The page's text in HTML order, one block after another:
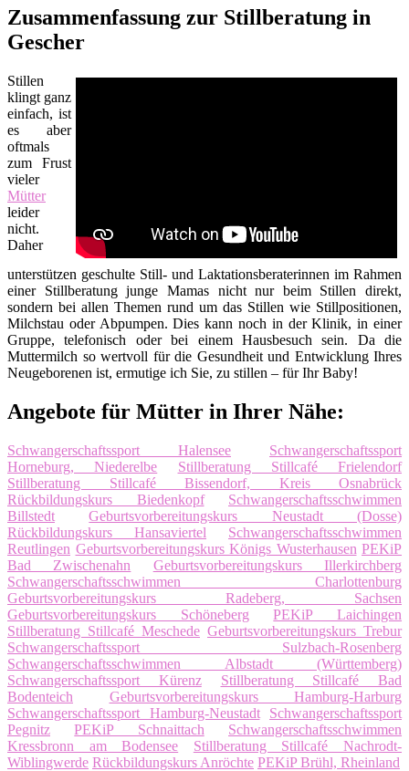
Zusammenfassung zur Stillberatung in
Gescher
Stillen
klingt ganz
einfach, ist
es aber
oftmals
zum Frust
vieler
Mütter
leider
nicht.
Daher
unterstützen geschulte Still- und Laktationsberaterinnen im Rahmen
einer Stillberatung junge Mamas nicht nur beim Stillen direkt,
sondern bei allen Themen rund um das Stillen wie Stillpositionen,
Milchstau oder Abpumpen. Dies kann noch in der Klinik, in einer
Gruppe, telefonisch oder bei einem Hausbesuch sein. Da die
Muttermilch so wertvoll für die Gesundheit und Entwicklung Ihres
Neugeborenen ist, ermutige ich Sie, zu stillen – für Ihr Baby!
Angebote für Mütter in Ihrer Nähe:
Schwangerschaftssport Halensee
Schwangerschaftssport
Horneburg, Niederelbe
Stillberatung Stillcafé Frielendorf
Stillberatung Stillcafé Bissendorf, Kreis Osnabrück
Rückbildungskurs Biedenkopf
Schwangerschaftsschwimmen
Billstedt
Geburtsvorbereitungskurs Neustadt (Dosse)
Rückbildungskurs Hansaviertel
Schwangerschaftsschwimmen
Reutlingen Geburtsvorbereitungskurs Königs Wusterhausen PEKiP
Bad Zwischenahn
Geburtsvorbereitungskurs Illerkirchberg
Schwangerschaftsschwimmen Charlottenburg
Geburtsvorbereitungskurs Radeberg, Sachsen
Geburtsvorbereitungskurs Schöneberg
PEKiP Laichingen
Stillberatung Stillcafé Meschede Geburtsvorbereitungskurs Trebur
Schwangerschaftssport Sulzbach-Rosenberg
Schwangerschaftsschwimmen Albstadt (Württemberg)
Schwangerschaftssport Kürenz
Stillberatung Stillcafé Bad
Bodenteich
Geburtsvorbereitungskurs Hamburg-Harburg
Schwangerschaftssport Hamburg-Neustadt
Schwangerschaftssport
Pegnitz
PEKiP Schnaittach
Schwangerschaftsschwimmen
Kressbronn am Bodensee
Stillberatung Stillcafé Nachrodt-
Wiblingwerde Rückbildungskurs Anröchte PEKiP Brühl, Rheinland